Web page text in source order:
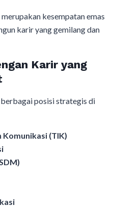
kesempatan emas
karir yang gemilang dan
Karir yang
posisi strategis di
(TIK)